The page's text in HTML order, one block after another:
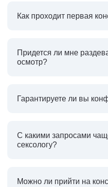
Как проходит первая
Придется ли мне
осмотр?
Гарантируете ли вы
С какими запросами
сексологу?
Можно ли прийти на